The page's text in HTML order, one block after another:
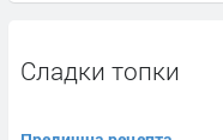
Сладки топки